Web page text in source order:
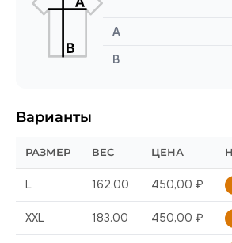
A
B
Варианты
РАЗМЕР ВЕС ЦЕНА
L 162.00 450,00 ₽
XXL 183.00 450,00 ₽